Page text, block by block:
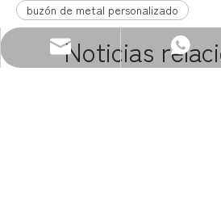
buzón de metal personalizado
Noticias
Correo electrónico:
WhatsApp:+86
Teléfono: +86-750-